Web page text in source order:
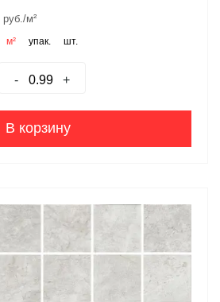
руб./м²
м² упак. шт.
- +
В корзину